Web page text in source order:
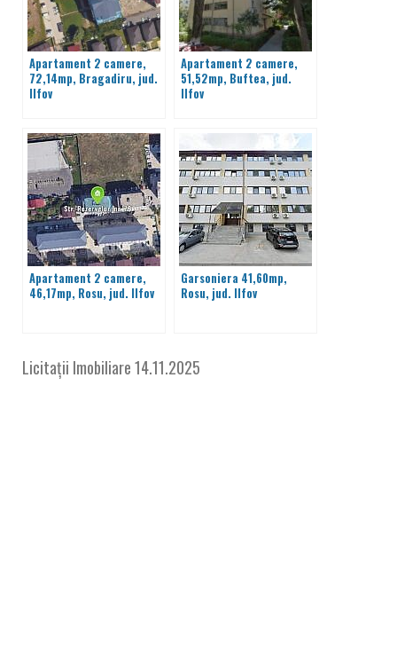
Apartament 2 camere,
72,14mp, Bragadiru, jud.
Ilfov
Apartament 2 camere,
51,52mp, Buftea, jud.
Ilfov
Apartament 2 camere,
46,17mp, Rosu, jud. Ilfov
Garsoniera 41,60mp,
Rosu, jud. Ilfov
Licitații Imobiliare14.11.2025